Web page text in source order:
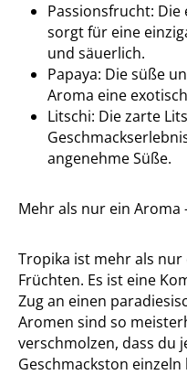
Passionsfrucht:
sorgt für eine
und säuerlich.
Papaya: Die süße
Aroma eine
Litschi: Die zarte
angenehme Süße.
Mehr als nur ein Aroma
Tropika ist mehr als nur
Früchten. Es ist eine
Zug an einen
Aromen sind so
verschmolzen, dass du
Geschmackston